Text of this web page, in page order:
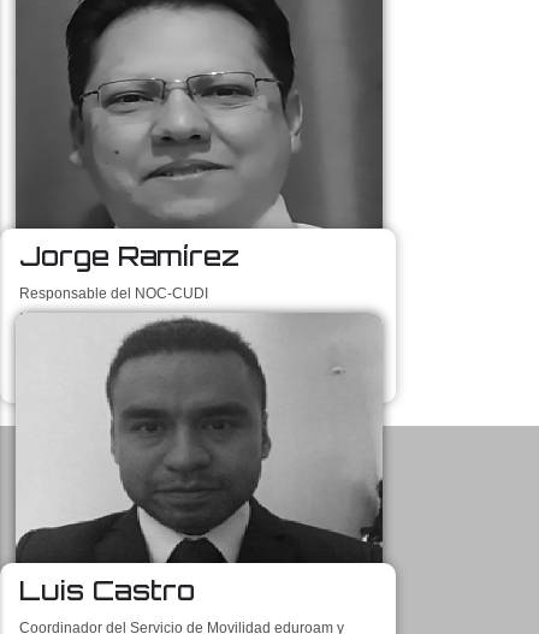
Jorge Ramírez
Responsable del NOC-CUDI
jorge@cudi.edu.mx
Luis Castro
Coordinador del Servicio de Movilidad eduroam y
OFICINAS CUDI
Av. Tamaulipas 141
Interior 3-B